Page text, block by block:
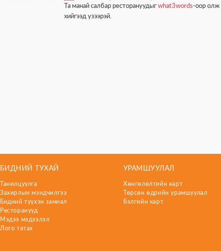
Та манай салбар ресторануудыгwhat3words-оор олж
хийгээд үзээрэй.
БИДНИЙ ТУХАЙ
Танилцуулга
Захирлын мэндчилгээ
Бидний түүхэн замнал
Ресторанууд
Мэдээ мэдээлэл
Лого татах
УРАМШУУЛАЛ
Хөнгөлөлтийн карт
Төрсөн өдрийн урамшуулал
Бэлгийн карт